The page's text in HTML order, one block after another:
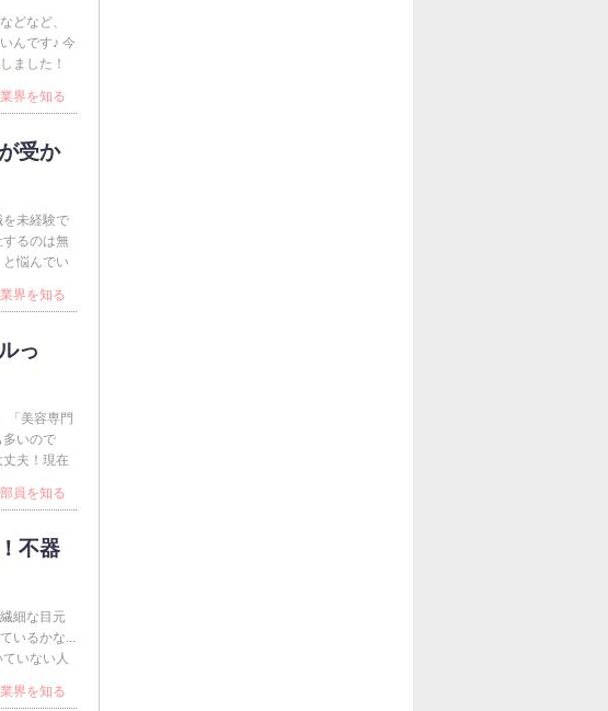
どなど、
んです♪ 今
ました！
界を知る
受か
未経験で
るのは無
悩んでい
界を知る
っ
「美容専門
いので
夫！現在
員を知る
不器
細な目元
いるかな...
いない人
界を知る